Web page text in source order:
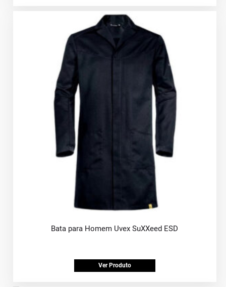
Bata para Homem Uvex SuXXeed ESD
Ver Produto